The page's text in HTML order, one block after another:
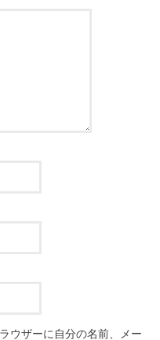
ウザーに自分の名前、メー